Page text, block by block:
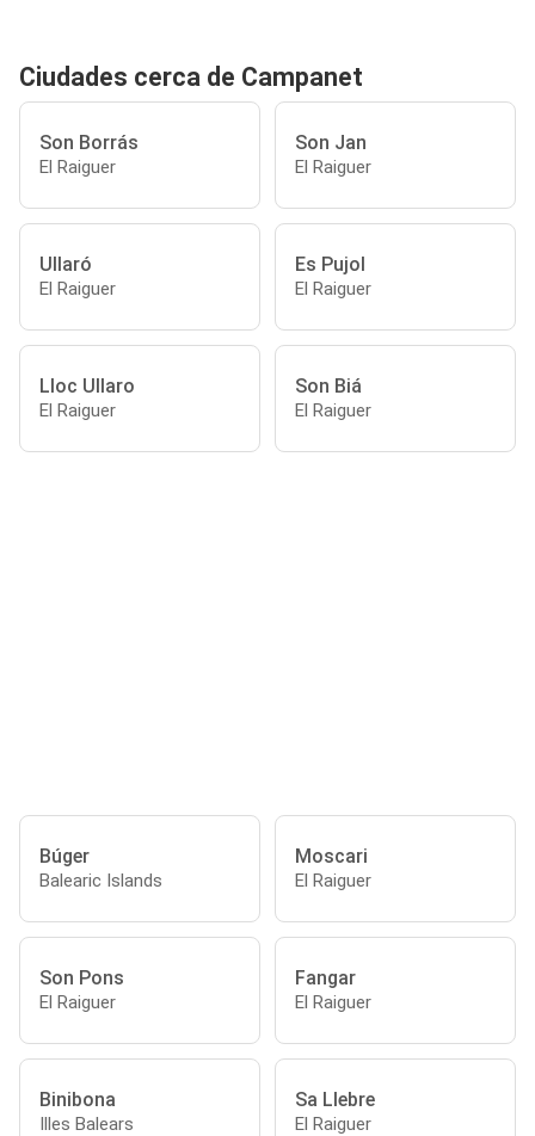
Ciudades cerca de Campanet
Son Borrás
El Raiguer
Son Jan
El Raiguer
Ullaró
El Raiguer
Es Pujol
El Raiguer
Lloc Ullaro
El Raiguer
Son Biá
El Raiguer
Búger
Balearic Islands
Moscari
El Raiguer
Son Pons
El Raiguer
Fangar
El Raiguer
Binibona
Illes Balears
Sa Llebre
El Raiguer